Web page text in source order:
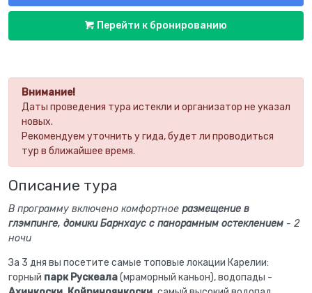
Внимание!
Даты проведения тура истекли и организатор не указал
новых.
Рекомендуем уточнить у гида, будет ли проводиться
тур в ближайшее время.
Описание тура
В программу включено комфортное размещение в
глэмпинге, домики Барнхаус с панорамным остеклением - 2
ночи
За 3 дня вы посетите самые топовые локации Карелии:
горный парк Рускеала(мраморный каньон), водопады -
Перейти к бронированию